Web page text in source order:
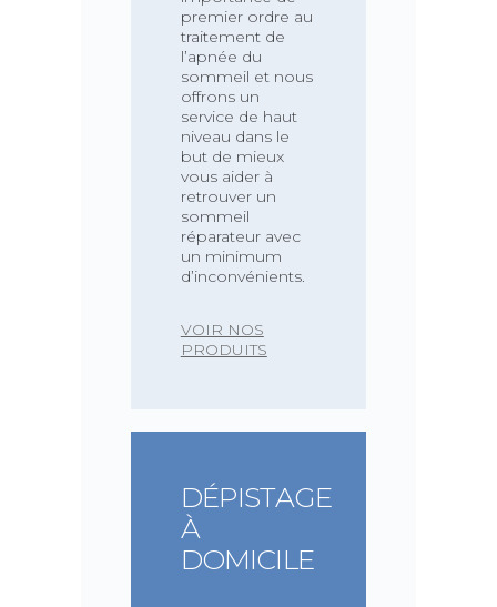
premier ordre au
traitement de
l’apnée du
sommeil et nous
offrons un
service de haut
niveau dans le
but de mieux
vous aider à
retrouver un
sommeil
réparateur avec
un minimum
d’inconvénients.
VOIR NOS
PRODUITS
DÉPISTAGE
À
DOMICILE